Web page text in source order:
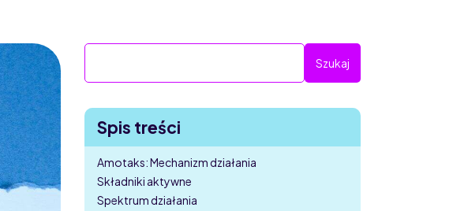
Spis treści
Amotaks: Mechanizm działania
Składniki aktywne
Spektrum działania